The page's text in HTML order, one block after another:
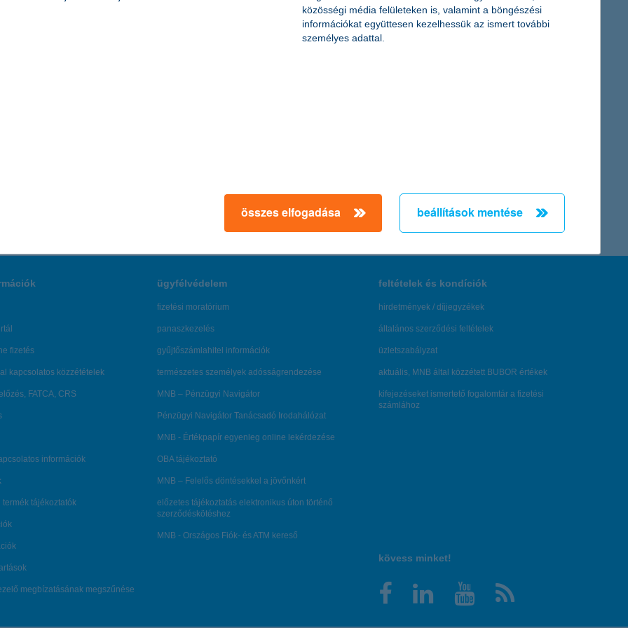
fizetés
kapcsolatos közzétételek
FATCA, CRS
információk
termék tájékoztatók
megbízatásának megszűnése
ügyfélvédelem
fizetési moratórium
panaszkezelés
gyűjtőszámlahitel információk
természetes személyek adósságrendezése
MNB – Pénzügyi Navigátor
Pénzügyi Navigátor Tanácsadó Irodahálózat
MNB - Értékpapír egyenleg online lekérdezése
OBA tájékoztató
MNB – Felelős döntésekkel a jövőnkért
előzetes tájékoztatás elektronikus úton történő
szerződéskötéshez
MNB - Országos Fiók- és ATM kereső
feltételek és kondíciók
hirdetmények / díjjegyzékek
általános szerződési feltételek
üzletszabályzat
aktuális, MNB által közzétett BUBOR értékek
kifejezéseket ismertető fogalomtár a fizetési
számlához
kövess minket!
közösségi média felületeken is, valamint a böngészési
információkat együttesen kezelhessük az ismert további
személyes adattal.
összes elfogadása beállítások mentése